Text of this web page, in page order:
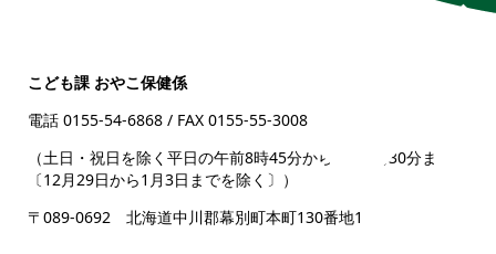
こども課 おやこ保健係
電話 0155-54-6868 / FAX 0155-55-3008
（土日・祝日を除く平日の午前8時45分から午後5時30分まで
〔12月29日から1月3日までを除く〕）
〒089-0692 北海道中川郡幕別町本町130番地1